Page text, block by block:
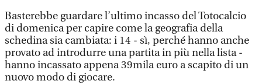
Basterebbe guardare l’ultimo incasso del Totocalcio
di domenica per capire come la geografia della
schedina sia cambiata: i 14 - sì, perché hanno anche
provato ad introdurre una partita in più nella lista -
hanno incassato appena 39mila euro a scapito di un
nuovo modo di giocare.